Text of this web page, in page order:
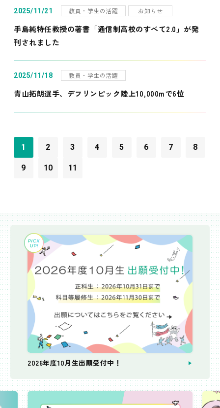
2025/11/21 教員・学生の活躍 お知らせ
手島純特任教授の著書「通信制高校のすべて2.0」が発
刊されました
2025/11/18 教員・学生の活躍
青山拓朗選手、デフリンピック陸上10,000mで6位
1 2 3 4 5 6 7 8
9 10 11
2026年度10月生出願受付中！